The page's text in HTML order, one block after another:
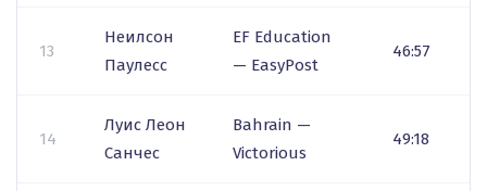
13
Неилсон
Паулесс
EF Education
— EasyPost
46:57
14
Луис Леон
Санчес
Bahrain —
Victorious
49:18